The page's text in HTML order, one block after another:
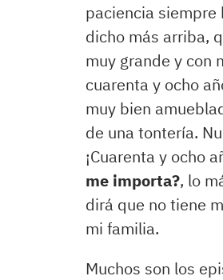
paciencia siempre
dicho más arriba,
muy grande y con
cuarenta y ocho
muy bien
de una tontería.
¡Cuarenta y ocho
me importa?, lo
dirá que no tiene
mi familia.
Muchos son los